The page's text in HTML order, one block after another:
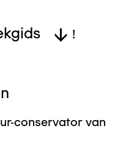
!
conservator van